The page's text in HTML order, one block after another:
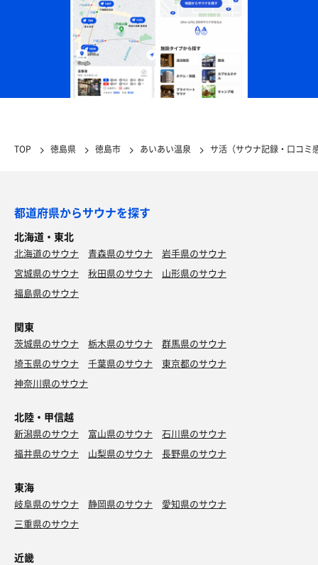
TOP 徳島県 徳島市 あいあい温泉 サ活（サウナ記録・口コミ
都道府県からサウナを探す
北海道・東北
北海道のサウナ 青森県のサウナ
岩手県のサウナ
宮城県のサウナ
秋田県のサウナ
山形県のサウナ
福島県のサウナ
関東
茨城県のサウナ 栃木県のサウナ
群馬県のサウナ
埼玉県のサウナ
千葉県のサウナ
東京都のサウナ
神奈川県のサウナ
北陸・甲信越
新潟県のサウナ 富山県のサウナ
石川県のサウナ
福井県のサウナ
山梨県のサウナ 長野県のサウナ
東海
岐阜県のサウナ 静岡県のサウナ
愛知県のサウナ
三重県のサウナ
近畿